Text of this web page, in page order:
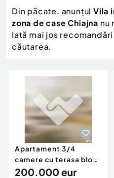
Mama si copilul
Moda si frumusete
Sport, timp liber, arta
Animale de companie
Afaceri și echipamente
Inchiriere Bunuri si Vehicule
Scutere - ATV - UTV
Autoutilitare
Ambarcatiuni
Camioane - Rulote -
Utilaje agricole si
Piese auto si accesorii
Dacia Duster
Din păcate, anunțul Vila
zona de case Chiajna nu
Iată mai jos
căutarea.
Apartament 3/4
camere cu terasa bloc
nou in zona Lacul Morii
200.000 eur